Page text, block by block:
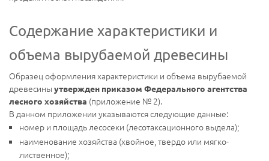
Содержание характеристики и
объема вырубаемой древесины
Образец оформления характеристики и объема вырубаемой
древесины утвержден приказом Федерального агентства
лесного хозяйства (приложение № 2).
В данном приложении указываются следующие данные:
номер и площадь лесосеки (лесотаксационного выдела);
наименование хозяйства (хвойное, твердо или мягко-
лиственное);